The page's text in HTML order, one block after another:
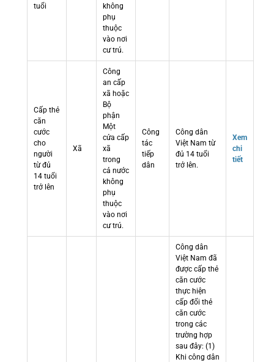
tuổi
không
phụ
thuộc
vào nơi
cư trú.
Cấp thẻ
căn
cước
cho
người
từ đủ
14 tuổi
trở lên
Xã
Công
an cấp
xã hoặc
Bộ
phận
Một
cửa cấp
xã
trong
cả nước
không
phụ
thuộc
vào nơi
cư trú.
Công
tác
tiếp
dân
Công dân
Việt Nam từ
đủ 14 tuổi
trở lên.
Xem
chi
tiết
Công dân
Việt Nam đã
được cấp thẻ
căn cước
thực hiện
cấp đổi thẻ
căn cước
trong các
trường hợp
sau đây: (1)
Khi công dân